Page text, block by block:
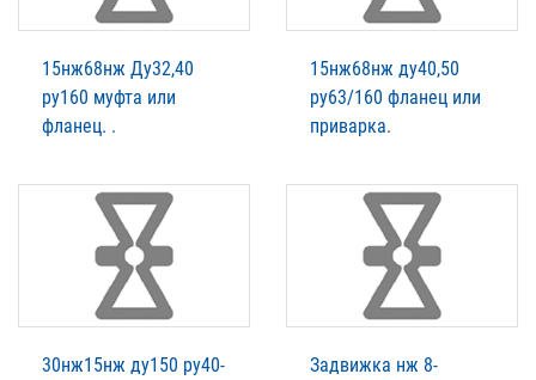
15нж68нж Ду32,40
ру160 муфта или
фланец. .
15нж68нж ду40,50
ру63/160 фланец или
приварка.
30нж15нж ду150 ру40-
Задвижка нж 8-